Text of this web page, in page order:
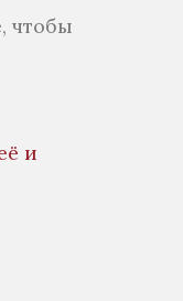
чтобы
и